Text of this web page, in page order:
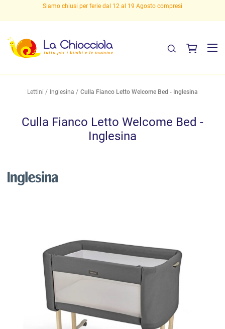
Spedizioni gratuite sopra i 29,90 euro!
Lettini Inglesina Culla Fianco Letto Welcome Bed - Inglesina
Culla Fianco Letto Welcome Bed -
Inglesina